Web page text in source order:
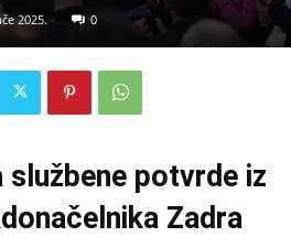
2025. 0
službene potvrde iz
Zadra